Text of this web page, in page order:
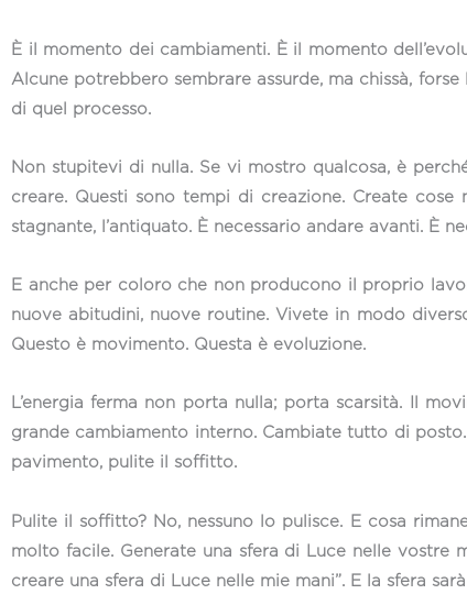
È il momento dei cambiamenti. È il momento
Alcune potrebbero sembrare assurde, ma chissà,
di quel processo.
Non stupitevi di nulla. Se vi mostro qualcosa, è
creare. Questi sono tempi di creazione. Create
stagnante, l’antiquato. È necessario andare avanti. È
E anche per coloro che non producono il proprio
nuove abitudini, nuove routine. Vivete in modo
Questo è movimento. Questa è evoluzione.
L’energia ferma non porta nulla; porta scarsità. Il
grande cambiamento interno. Cambiate tutto di
pavimento, pulite il soffitto.
Pulite il soffitto? No, nessuno lo pulisce. E cosa
molto facile. Generate una sfera di Luce nelle vostre
creare una sfera di Luce nelle mie mani”. E la sfera